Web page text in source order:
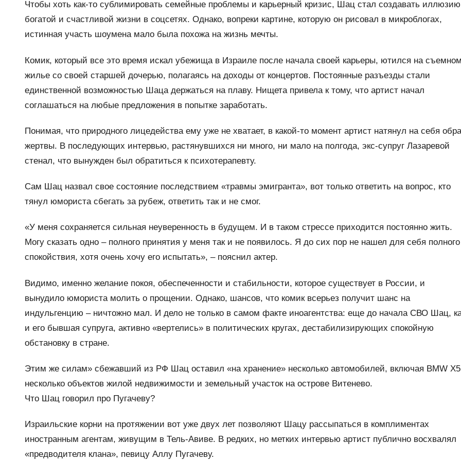
Чтобы хоть как-то сублимировать семейные проблемы и карьерный кризис, Шац стал создавать иллюзию
богатой и счастливой жизни в соцсетях. Однако, вопреки картине, которую он рисовал в микроблогах,
истинная участь шоумена мало была похожа на жизнь мечты.
Комик, который все это время искал убежища в Израиле после начала своей карьеры, ютился на
жилье со своей старшей дочерью, полагаясь на доходы от концертов. Постоянные разъезды стали
единственной возможностью Шаца держаться на плаву. Нищета привела к тому, что артист начал
соглашаться на любые предложения в попытке заработать.
Понимая, что природного лицедейства ему уже не хватает, в какой-то момент артист натянул на себя
жертвы. В последующих интервью, растянувшихся ни много, ни мало на полгода, экс-супруг Лазаревой
стенал, что вынужден был обратиться к психотерапевту.
Сам Шац назвал свое состояние последствием «травмы эмигранта», вот только ответить на вопрос, кто
тянул юмориста сбегать за рубеж, ответить так и не смог.
«У меня сохраняется сильная неуверенность в будущем. И в таком стрессе приходится постоянно жить.
Могу сказать одно – полного принятия у меня так и не появилось. Я до сих пор не нашел для себя полного
спокойствия, хотя очень хочу его испытать», – пояснил актер.
Видимо, именно желание покоя, обеспеченности и стабильности, которое существует в России, и
вынудило юмориста молить о прощении. Однако, шансов, что комик всерьез получит шанс на
индульгенцию – ничтожно мал. И дело не только в самом факте иноагентства: еще до начала СВО Шац,
и его бывшая супруга, активно «вертелись» в политических кругах, дестабилизирующих спокойную
обстановку в стране.
Этим же силам» сбежавший из РФ Шац оставил «на хранение» несколько автомобилей, включая BMW
несколько объектов жилой недвижимости и земельный участок на острове Витенево.
Что Шац говорил про Пугачеву?
Израильские корни на протяжении вот уже двух лет позволяют Шацу рассыпаться в комплиментах
иностранным агентам, живущим в Тель-Авиве. В редких, но метких интервью артист публично восхвалял
«предводителя клана», певицу Аллу Пугачеву.